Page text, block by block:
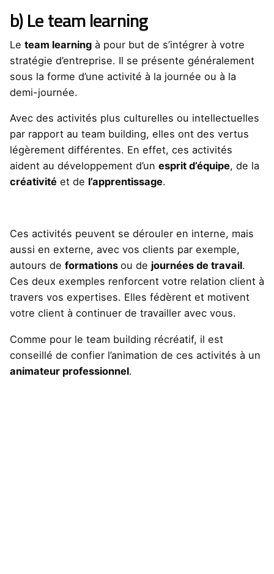
b) Le team learning
Le team learning à pour but de s’intégrer à votre
stratégie d’entreprise. Il se présente généralement
sous la forme d’une activité à la journée ou à la
demi-journée.
Avec des activités plus culturelles ou intellectuelles
par rapport au team building, elles ont des vertus
légèrement différentes. En effet, ces activités
aident au développement d’un esprit d’équipe, de la
créativité et de l’apprentissage.
Ces activités peuvent se dérouler en interne, mais
aussi en externe, avec vos clients par exemple,
autours de formations ou de journées de travail.
Ces deux exemples renforcent votre relation client à
travers vos expertises. Elles fédèrent et motivent
votre client à continuer de travailler avec vous.
Comme pour le team building récréatif, il est
conseillé de confier l’animation de ces activités à un
animateur professionnel.